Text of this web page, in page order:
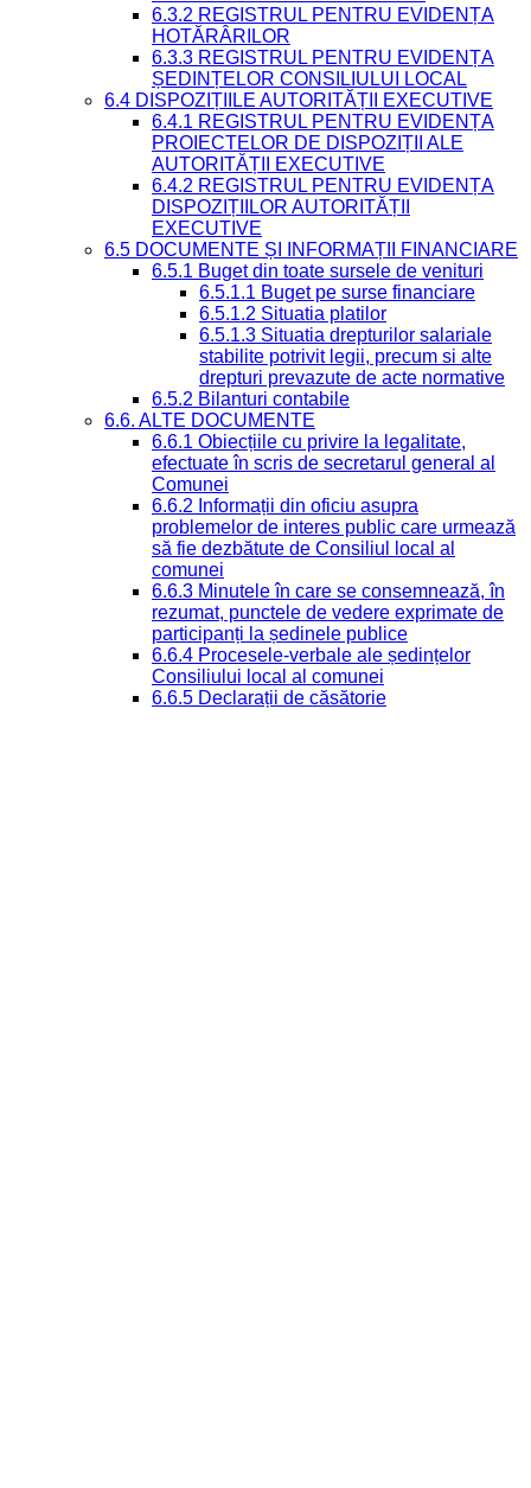
6.3.2 REGISTRUL PENTRU EVIDENȚA
HOTĂRÂRILOR
6.3.3 REGISTRUL PENTRU EVIDENȚA
ȘEDINȚELOR CONSILIULUI LOCAL
6.4 DISPOZIȚIILE AUTORITĂȚII EXECUTIVE
6.4.1 REGISTRUL PENTRU EVIDENȚA
PROIECTELOR DE DISPOZIȚII ALE
AUTORITĂȚII EXECUTIVE
6.4.2 REGISTRUL PENTRU EVIDENȚA
DISPOZIȚIILOR AUTORITĂȚII
EXECUTIVE
6.5 DOCUMENTE ȘI INFORMAȚII FINANCIARE
6.5.1 Buget din toate sursele de venituri
6.5.1.1 Buget pe surse financiare
6.5.1.2 Situatia platilor
6.5.1.3 Situatia drepturilor salariale
stabilite potrivit legii, precum si alte
drepturi prevazute de acte normative
6.5.2 Bilanturi contabile
6.6. ALTE DOCUMENTE
6.6.1 Obiecțiile cu privire la legalitate,
efectuate în scris de secretarul general al
Comunei
6.6.2 Informații din oficiu asupra
problemelor de interes public care urmează
să fie dezbătute de Consiliul local al
comunei
6.6.3 Minutele în care se consemnează, în
rezumat, punctele de vedere exprimate de
participanți la ședinele publice
6.6.4 Procesele-verbale ale ședințelor
Consiliului local al comunei
6.6.5 Declarații de căsătorie